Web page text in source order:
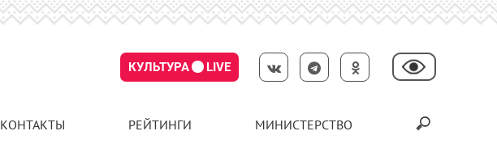
КУЛЬТУРА LIVE
КОНТАКТЫ РЕЙТИНГИ МИНИСТЕРСТВО